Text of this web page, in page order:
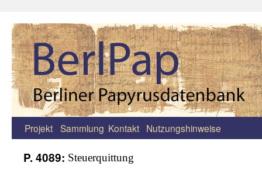
Zum
Projekt Sammlung Kontakt Nutzungshinweise
P. 4089: Steuerquittung